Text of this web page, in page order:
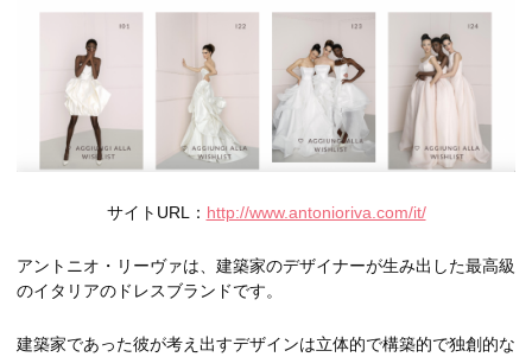
サイトURL： http://www.antonioriva.com/it/
アントニオ・リーヴァは、建築家のデザイナーが生み出した最高級
のイタリアのドレスブランドです。
建築家であった彼が考え出すデザインは立体的で構築的で独創的な